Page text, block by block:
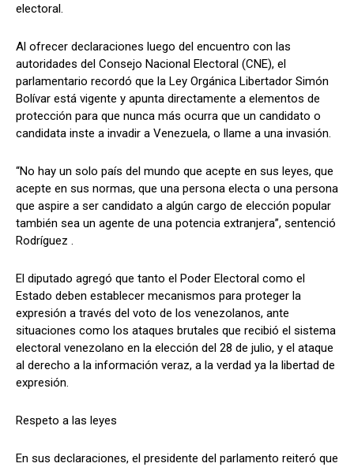
electoral.
Al ofrecer declaraciones luego del encuentro con las
autoridades del Consejo Nacional Electoral (CNE), el
parlamentario recordó que la Ley Orgánica Libertador Simón
Bolívar está vigente y apunta directamente a elementos de
protección para que nunca más ocurra que un candidato o
candidata inste a invadir a Venezuela, o llame a una invasión.
“No hay un solo país del mundo que acepte en sus leyes, que
acepte en sus normas, que una persona electa o una persona
que aspire a ser candidato a algún cargo de elección popular
también sea un agente de una potencia extranjera”, sentenció
Rodríguez .
El diputado agregó que tanto el Poder Electoral como el
Estado deben establecer mecanismos para proteger la
expresión a través del voto de los venezolanos, ante
situaciones como los ataques brutales que recibió el sistema
electoral venezolano en la elección del 28 de julio, y el ataque
al derecho a la información veraz, a la verdad ya la libertad de
expresión.
Respeto a las leyes
En sus declaraciones, el presidente del parlamento reiteró que